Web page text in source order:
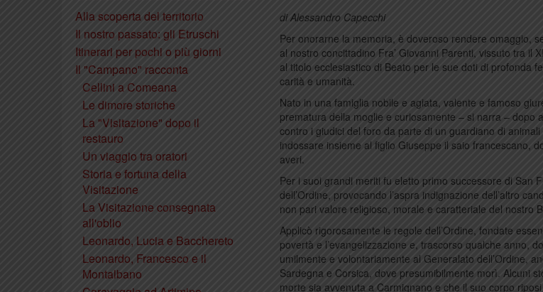
Alla scoperta del territorio
Il nostro passato: gli Etruschi
Itinerari per pochi o più giorni
Il "Campano" racconta
Cellini a Comeana
Le dimore storiche
La "Visitazione" dopo il
restauro
Un viaggio tra oratori
Storia e fortuna della
Visitazione
La Visitazione consegnata
all'oblio
Leonardo, Lucia e Bacchereto
Leonardo, Francesco e il
Montalbano
di Alessandro Capecchi
Per onorarne la memoria, è doveroso rendere omaggio,
al nostro concittadino Fra’ Giovanni Parenti, vissuto tra il
al titolo ecclesiastico di Beato per le sue doti di profonda
carità e umanità.
Nato in una famiglia nobile e agiata, valente e famoso
prematura della moglie e curiosamente – si narra – dopo
contro i giudici del foro da parte di un guardiano di
indossare insieme al figlio Giuseppe il saio francescano,
averi.
Per i suoi grandi meriti fu eletto primo successore di San
dell’Ordine, provocando l’aspra indignazione dell’altro
non pari valore religioso, morale e caratteriale del nostro
Applicò rigorosamente le regole dell’Ordine, fondate
povertà e l’evangelizzazione e, trascorso qualche anno,
umilmente e volontariamente al Generalato dell’Ordine,
Sardegna e Corsica, dove presumibilmente morì. Alcuni
morte sia avvenuta a Carmignano e che il suo corpo